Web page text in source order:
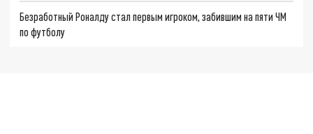
Безработный Роналду стал первым игроком, забившим на пяти ЧМ
по футболу